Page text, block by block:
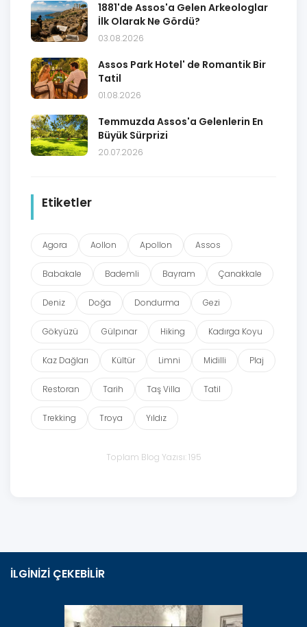
1881'de Assos'a Gelen Arkeologlar
İlk Olarak Ne Gördü?
03.08.2026
Assos Park Hotel' de Romantik Bir
Tatil
01.08.2026
Temmuzda Assos'a Gelenlerin En
Büyük Sürprizi
20.07.2026
Etiketler
Agora Aollon Apollon Assos
Babakale Bademli Bayram Çanakkale
Deniz Doğa Dondurma Gezi
Gökyüzü Gülpınar Hiking Kadırga Koyu
Kaz Dağları Kültür Limni Midilli Plaj
Restoran Tarih Taş Villa Tatil
Trekking Troya Yıldız
Toplam Blog Yazısı: 195
İLGİNİZİ ÇEKEBİLİR